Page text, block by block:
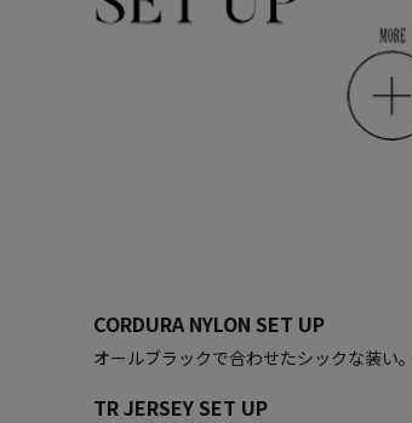
CORDURA NYLON SET UP
オールブラックで合わせたシックな装い
TR JERSEY SET UP